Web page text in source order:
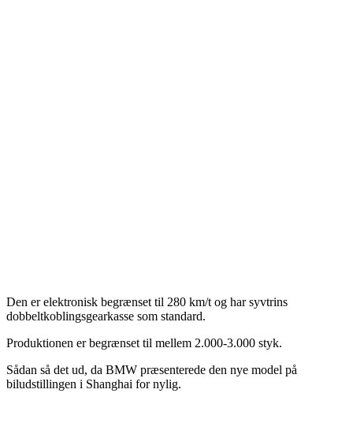
Den er elektronisk begrænset til 280 km/t og har syvtrins
dobbeltkoblingsgearkasse som standard.
Produktionen er begrænset til mellem 2.000-3.000 styk.
Sådan så det ud, da BMW præsenterede den nye model på
biludstillingen i Shanghai for nylig.